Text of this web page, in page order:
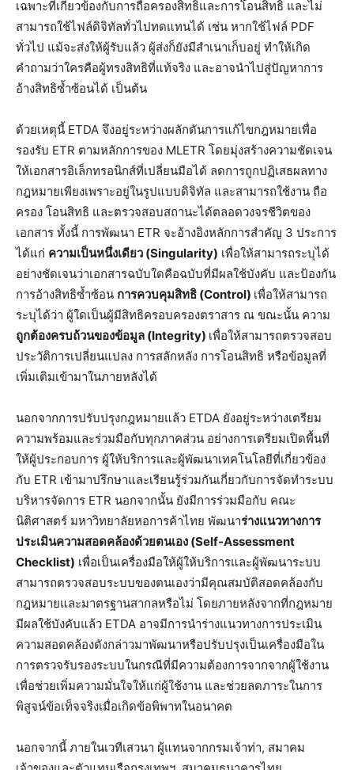
เฉพาะที่เกี่ยวข้องกับการถือครองสิทธิและการโอนสิทธิ และไม่
สามารถใช้ไฟล์ดิจิทัลทั่วไปทดแทนได้ เช่น หากใช้ไฟล์ PDF
ทั่วไป แม้จะส่งให้ผู้รับแล้ว ผู้ส่งก็ยังมีสำเนาเก็บอยู่ ทำให้เกิด
คำถามว่าใครคือผู้ทรงสิทธิที่แท้จริง และอาจนำไปสู่ปัญหาการ
อ้างสิทธิซ้ำซ้อนได้ เป็นต้น
ด้วยเหตุนี้ ETDA จึงอยู่ระหว่างผลักดันการแก้ไขกฎหมายเพื่อ
รองรับ ETR ตามหลักการของ MLETR โดยมุ่งสร้างความชัดเจน
ให้เอกสารอิเล็กทรอนิกส์ที่เปลี่ยนมือได้ ลดการถูกปฏิเสธผลทาง
กฎหมายเพียงเพราะอยู่ในรูปแบบดิจิทัล และสามารถใช้งาน ถือ
ครอง โอนสิทธิ และตรวจสอบสถานะได้ตลอดวงจรชีวิตของ
เอกสาร ทั้งนี้ การพัฒนา ETR จะอ้างอิงหลักการสำคัญ 3 ประการ
ได้แก่ ความเป็นหนึ่งเดียว (Singularity) เพื่อให้สามารถระบุได้
อย่างชัดเจนว่าเอกสารฉบับใดคือฉบับที่มีผลใช้บังคับ และป้องกัน
การอ้างสิทธิซ้ำซ้อน การควบคุมสิทธิ (Control) เพื่อให้สามารถ
ระบุได้ว่า ผู้ใดเป็นผู้มีสิทธิครอบครองตราสาร ณ ขณะนั้น ความ
ถูกต้องครบถ้วนของข้อมูล (Integrity) เพื่อให้สามารถตรวจสอบ
ประวัติการเปลี่ยนแปลง การสลักหลัง การโอนสิทธิ หรือข้อมูลที่
เพิ่มเติมเข้ามาในภายหลังได้
นอกจากการปรับปรุงกฎหมายแล้ว ETDA ยังอยู่ระหว่างเตรียม
ความพร้อมและร่วมมือกับทุกภาคส่วน อย่างการเตรียมเปิดพื้นที่
ให้ผู้ประกอบการ ผู้ให้บริการและผู้พัฒนาเทคโนโลยีที่เกี่ยวข้อง
กับ ETR เข้ามาปรึกษาและเรียนรู้ร่วมกันเกี่ยวกับการจัดทำระบบ
บริหารจัดการ ETR นอกจากนั้น ยังมีการร่วมมือกับ คณะ
นิติศาสตร์ มหาวิทยาลัยหอการค้าไทย พัฒนาร่างแนวทางการ
ประเมินความสอดคล้องด้วยตนเอง (Self-Assessment
Checklist) เพื่อเป็นเครื่องมือให้ผู้ให้บริการและผู้พัฒนาระบบ
สามารถตรวจสอบระบบของตนเองว่ามีคุณสมบัติสอดคล้องกับ
กฎหมายและมาตรฐานสากลหรือไม่ โดยภายหลังจากที่กฎหมาย
มีผลใช้บังคับแล้ว ETDA อาจมีการนำร่างแนวทางการประเมิน
ความสอดคล้องดังกล่าวมาพัฒนาหรือปรับปรุงเป็นเครื่องมือใน
การตรวจรับรองระบบในกรณีที่มีความต้องการจากจากผู้ใช้งาน
เพื่อช่วยเพิ่มความมั่นใจให้แก่ผู้ใช้งาน และช่วยลดภาระในการ
พิสูจน์ข้อเท็จจริงเมื่อเกิดข้อพิพาทในอนาคต
นอกจากนี้ ภายในเวทีเสวนา ผู้แทนจากกรมเจ้าท่า, สมาคม